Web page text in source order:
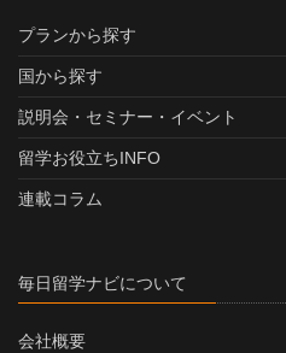
プランから探す
国から探す
説明会・セミナー・イベント
留学お役立ちINFO
連載コラム
毎日留学ナビについて
会社概要